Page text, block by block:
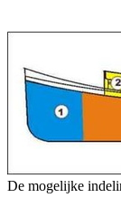
De mogelijke